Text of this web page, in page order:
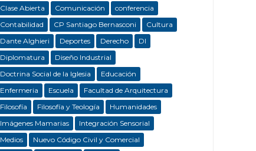
Clase Abierta
Comunicación
conferencia
Contabilidad
CP Santiago Bernasconi
Cultura
Dante Alghieri
Deportes Derecho
DI
Diplomatura
Diseño Industrial
Doctrina Social de la Iglesia
Educación
Enfermeria
Escuela
Facultad de Arquitectura
Filosofía
Filosofía y Teología
Humanidades
Imágenes Mamarias
Integración Sensorial
Medios
Nuevo Código Civil y Comercial